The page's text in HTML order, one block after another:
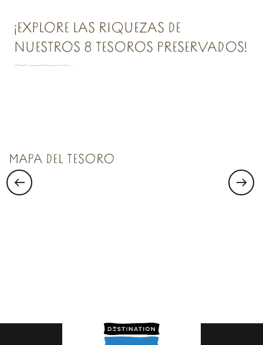
¡EXPLORE LAS RIQUEZAS DE
NUESTROS 8 TESOROS PRESERVADOS!
MAPA DEL TESORO